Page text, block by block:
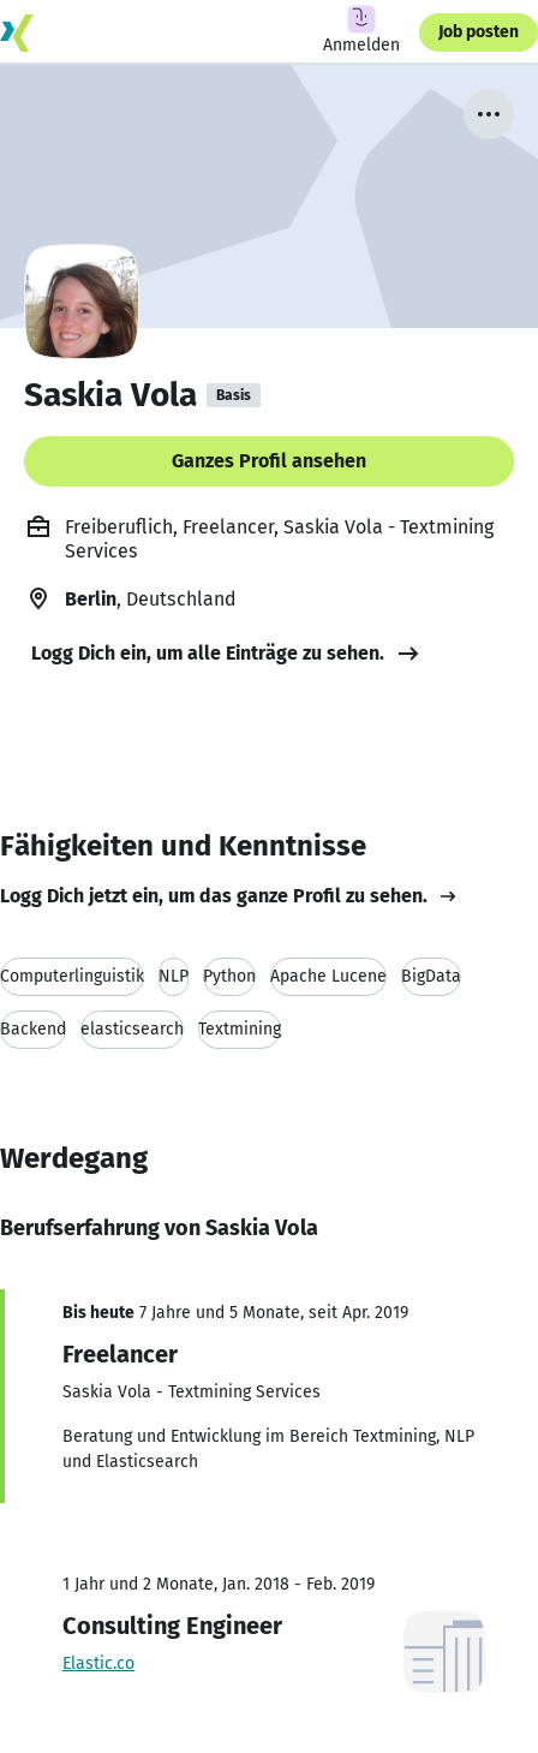
Anmelden
Job posten
Saskia Vola Basis
Ganzes Profil ansehen
Freiberuflich, Freelancer, Saskia Vola - Textmining
Services
Berlin, Deutschland
Logg Dich ein, um alle Einträge zu sehen.
Fähigkeiten und Kenntnisse
Logg Dich jetzt ein, um das ganze Profil zu sehen.
Computerlinguistik NLP Python Apache Lucene BigData
Backend elasticsearch Textmining
Werdegang
Berufserfahrung von Saskia Vola
Bis heute 7 Jahre und 5 Monate, seit Apr. 2019
Freelancer
Saskia Vola - Textmining Services
Beratung und Entwicklung im Bereich Textmining, NLP
und Elasticsearch
1 Jahr und 2 Monate, Jan. 2018 - Feb. 2019
Consulting Engineer
Elastic.co